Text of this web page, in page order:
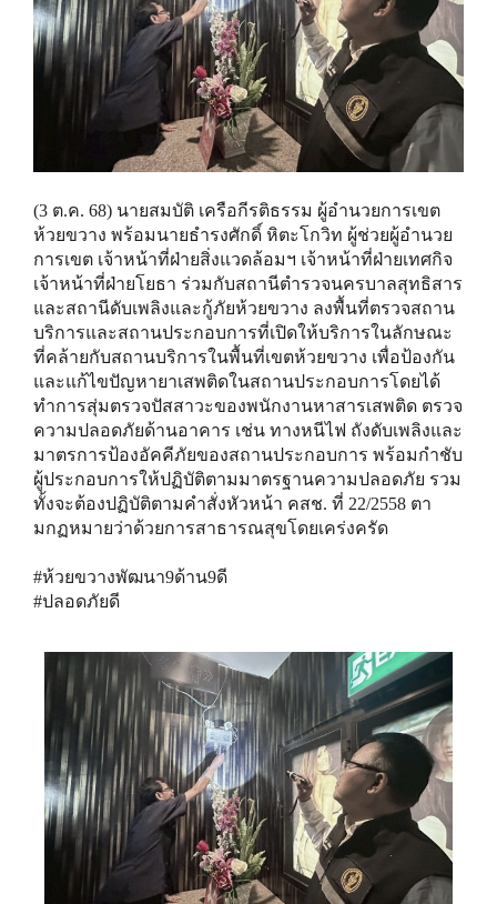
(3 ต.ค. 68) นายสมบัติ เครือกีรติธรรม ผู้อำนวยการเขต
ห้วยขวาง พร้อมนายธำรงศักดิ์ หิตะโกวิท ผู้ช่วยผู้อำนวย
การเขต เจ้าหน้าที่ฝ่ายสิ่งแวดล้อมฯ เจ้าหน้าที่ฝ่ายเทศกิจ
เจ้าหน้าที่ฝ่ายโยธา ร่วมกับสถานีตำรวจนครบาลสุทธิสาร
และสถานีดับเพลิงและกู้ภัยห้วยขวาง ลงพื้นที่ตรวจสถาน
บริการและสถานประกอบการที่เปิดให้บริการในลักษณะ
ที่คล้ายกับสถานบริการในพื้นที่เขตห้วยขวาง เพื่อป้องกัน
และแก้ไขปัญหายาเสพติดในสถานประกอบการโดยได้
ทำการสุ่มตรวจปัสสาวะของพนักงานหาสารเสพติด ตรวจ
ความปลอดภัยด้านอาคาร​ เช่น​ ทางหนีไฟ​ ถังดับเพลิง​และ
มาตรการป้องอัคคีภัย​ของสถานประกอบการ พร้อมกำชับ
ผู้ประกอบการให้ปฏิบัติตามมาตรฐานความปลอดภัย รวม
ทั้งจะต้องปฏิบัติตามคำสั่งหัวหน้า คสช. ที่ 22/2558 ตา
มกฏหมายว่าด้วยการสาธารณสุขโดยเคร่งครัด
#ห้วยขวางพัฒนา9ด้าน9ดี
#ปลอดภัยดี